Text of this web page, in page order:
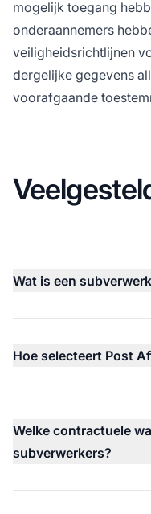
mogelijk toegang
onderaannemers
veiligheidsrichtlijnen
dergelijke gegevens
voorafgaande
Wat is een
Hoe selecteert Post
Welke contractuele
subverwerkers?